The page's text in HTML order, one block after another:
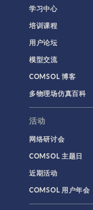
学习中心
培训课程
用户论坛
模型交流
COMSOL 博客
多物理场仿真百科
活动
网络研讨会
COMSOL 主题日
近期活动
COMSOL 用户年会